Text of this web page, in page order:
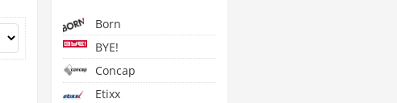
Born
BYE!
Concap
Etixx